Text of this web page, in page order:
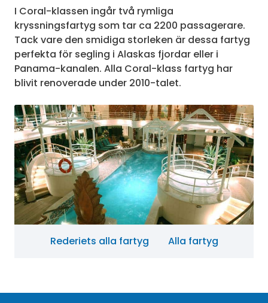
I Coral-klassen ingår två rymliga
kryssningsfartyg som tar ca 2200 passagerare.
Tack vare den smidiga storleken är dessa fartyg
perfekta för segling i Alaskas fjordar eller i
Panama-kanalen. Alla Coral-klass fartyg har
blivit renoverade under 2010-talet.
Rederiets alla fartyg Alla fartyg